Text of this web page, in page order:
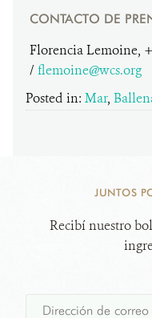
CONTACTO DE
Florencia Lemoine,
/ flemoine@wcs.org
Posted in: Mar,
JUNTOS
Recibí nuestro